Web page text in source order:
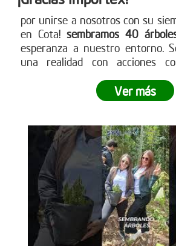
por unirse a nosotros con su
en Cota! sembramos 40
esperanza a nuestro entorno.
una realidad con acciones
movimiento verde? Descubre
página web.
Ver más